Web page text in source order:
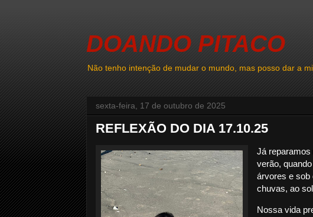
DOANDO PITACO
Não tenho intenção de mudar o mundo, mas posso dar a
sexta-feira, 17 de outubro de 2025
REFLEXÃO DO DIA 17.10.25
Já
verão,
árvores e sob
chuvas, ao
Nossa vida